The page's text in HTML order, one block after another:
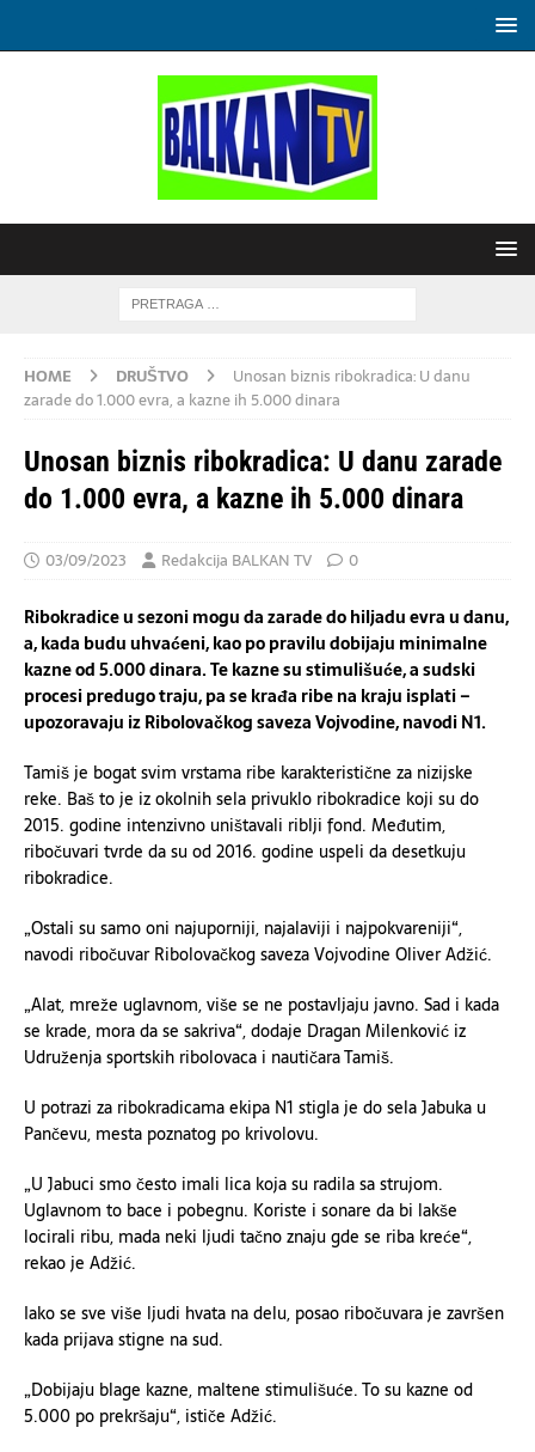
HOME DRUŠTVO
Unosan biznis ribokradica: U danu
zarade do 1.000 evra, a kazne ih 5.000 dinara
Unosan biznis ribokradica: U danu zarade
do 1.000 evra, a kazne ih 5.000 dinara
03/09/2023 Redakcija BALKAN TV 0
Ribokradice u sezoni mogu da zarade do hiljadu evra u danu,
a, kada budu uhvaćeni, kao po pravilu dobijaju minimalne
kazne od 5.000 dinara. Te kazne su stimulišuće, a sudski
procesi predugo traju, pa se krađa ribe na kraju isplati –
upozoravaju iz Ribolovačkog saveza Vojvodine, navodi N1.
Tamiš je bogat svim vrstama ribe karakteristične za nizijske
reke. Baš to je iz okolnih sela privuklo ribokradice koji su do
2015. godine intenzivno uništavali riblji fond. Međutim,
ribočuvari tvrde da su od 2016. godine uspeli da desetkuju
ribokradice.
„Ostali su samo oni najuporniji, najalaviji i najpokvareniji“,
navodi ribočuvar Ribolovačkog saveza Vojvodine Oliver Adžić.
„Alat, mreže uglavnom, više se ne postavljaju javno. Sad i kada
se krade, mora da se sakriva“, dodaje Dragan Milenković iz
Udruženja sportskih ribolovaca i nautičara Tamiš.
U potrazi za ribokradicama ekipa N1 stigla je do sela Jabuka u
Pančevu, mesta poznatog po krivolovu.
„U Jabuci smo često imali lica koja su radila sa strujom.
Uglavnom to bace i pobegnu. Koriste i sonare da bi lakše
locirali ribu, mada neki ljudi tačno znaju gde se riba kreće“,
rekao je Adžić.
Iako se sve više ljudi hvata na delu, posao ribočuvara je završen
kada prijava stigne na sud.
„Dobijaju blage kazne, maltene stimulišuće. To su kazne od
5.000 po prekršaju“, ističe Adžić.